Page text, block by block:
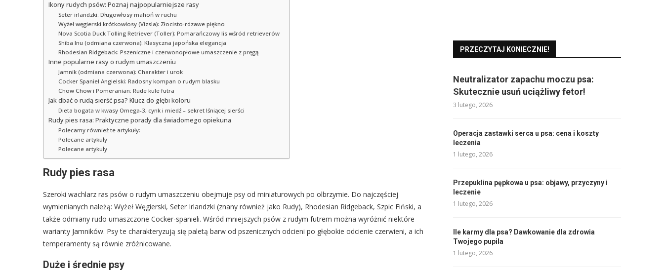
Ikony rudych psów: Poznaj najpopularniejsze rasy
Seter irlandzki: Długowłosy mahoń w ruchu
Wyżeł węgierski krótkowłosy (Vizsla): Złocisto-rdzawe piękno
Nova Scotia Duck Tolling Retriever (Toller): Pomarańczowy lis wśród retrieverów
Shiba Inu (odmiana czerwona): Klasyczna japońska elegancja
Rhodesian Ridgeback: Pszeniczne i czerwonopłowe umaszczenie z pręgą
Inne popularne rasy o rudym umaszczeniu
Jamnik (odmiana czerwona): Charakter i urok
Cocker Spaniel Angielski: Radosny kompan o rudym blasku
Chow Chow i Pomeranian: Rude kule futra
Jak dbać o rudą sierść psa? Klucz do głębi koloru
Dieta bogata w kwasy Omega-3, cynk i miedź – sekret lśniącej sierści
Rudy pies rasa: Praktyczne porady dla świadomego opiekuna
Polecamy również te artykuły:
Polecane artykuły
Polecane artykuły
Rudy pies rasa
Szeroki wachlarz ras psów o rudym umaszczeniu obejmuje psy od miniaturowych po olbrzymie. Do najczęściej
wymienianych należą: Wyżeł Węgierski, Seter Irlandzki (znany również jako Rudy), Rhodesian Ridgeback, Szpic Fiński, a
także odmiany rudo umaszczone Cocker-spanieli. Wśród mniejszych psów z rudym futrem można wyróżnić niektóre
warianty Jamników. Psy te charakteryzują się paletą barw od pszenicznych odcieni po głębokie odcienie czerwieni, a ich
temperamenty są równie zróżnicowane.
Duże i średnie psy
PRZECZYTAJ KONIECZNIE!
Neutralizator zapachu moczu psa:
Skutecznie usuń uciążliwy fetor!
3 lutego, 2026
Operacja zastawki serca u psa: cena i koszty
leczenia
1 lutego, 2026
Przepuklina pępkowa u psa: objawy, przyczyny i
leczenie
1 lutego, 2026
Ile karmy dla psa? Dawkowanie dla zdrowia
Twojego pupila
1 lutego, 2026